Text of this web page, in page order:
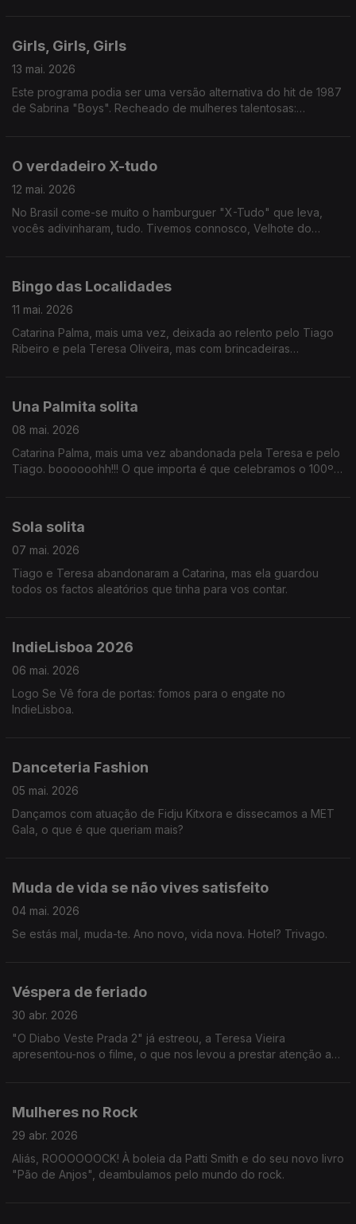
Girls, Girls, Girls
13 mai. 2026
Este programa podia ser uma versão alternativa do hit de 1987
de Sabrina "Boys". Recheado de mulheres talentosas:
O verdadeiro X-tudo
12 mai. 2026
No Brasil come-se muito o hamburguer "X-Tudo" que leva,
vocês adivinharam, tudo. Tivemos connosco, Velhote do
Bingo das Localidades
11 mai. 2026
Catarina Palma, mais uma vez, deixada ao relento pelo Tiago
Ribeiro e pela Teresa Oliveira, mas com brincadeiras
Una Palmita solita
08 mai. 2026
Catarina Palma, mais uma vez abandonada pela Teresa e pelo
Tiago. boooooohh!!! O que importa é que celebramos o 100º
Sola solita
07 mai. 2026
Tiago e Teresa abandonaram a Catarina, mas ela guardou
todos os factos aleatórios que tinha para vos contar.
IndieLisboa 2026
06 mai. 2026
Logo Se Vê fora de portas: fomos para o engate no
IndieLisboa.
Danceteria Fashion
05 mai. 2026
Dançamos com atuação de Fidju Kitxora e dissecamos a MET
Gala, o que é que queriam mais?
Muda de vida se não vives satisfeito
04 mai. 2026
Se estás mal, muda-te. Ano novo, vida nova. Hotel? Trivago.
Véspera de feriado
30 abr. 2026
"O Diabo Veste Prada 2" já estreou, a Teresa Vieira
apresentou-nos o filme, o que nos levou a prestar atenção a
Mulheres no Rock
29 abr. 2026
Aliás, ROOOOOOCK! À boleia da Patti Smith e do seu novo livro
"Pão de Anjos", deambulamos pelo mundo do rock.